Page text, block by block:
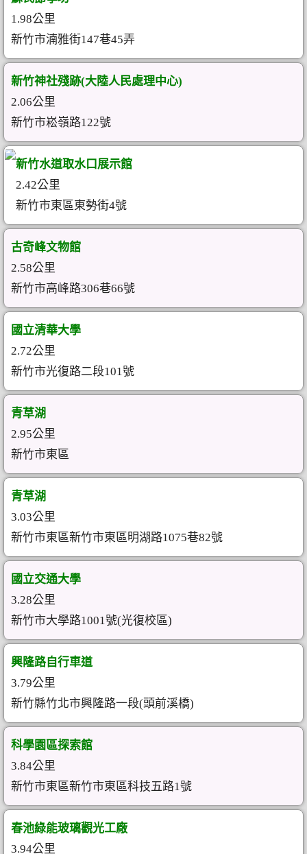
1.98公里
新竹市湳雅街147巷45弄
新竹神社殘跡(大陸人民處理中心)
2.06公里
新竹市崧嶺路122號
新竹水道取水口展示館
2.42公里
新竹市東區東勢街4號
古奇峰文物館
2.58公里
新竹市高峰路306巷66號
國立清華大學
2.72公里
新竹市光復路二段101號
青草湖
2.95公里
新竹市東區
青草湖
3.03公里
新竹市東區新竹市東區明湖路1075巷82號
國立交通大學
3.28公里
新竹市大學路1001號(光復校區)
興隆路自行車道
3.79公里
新竹縣竹北市興隆路一段(頭前溪橋)
科學園區探索館
3.84公里
新竹市東區新竹市東區科技五路1號
春池綠能玻璃觀光工廠
3.94公里